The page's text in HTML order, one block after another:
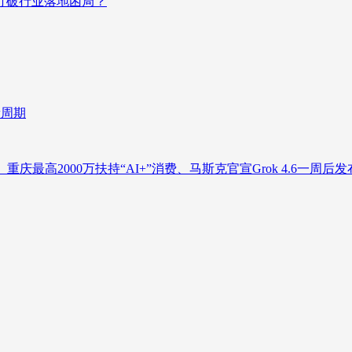
期
庆最高2000万扶持“AI+”消费、马斯克官宣Grok 4.6一周后发